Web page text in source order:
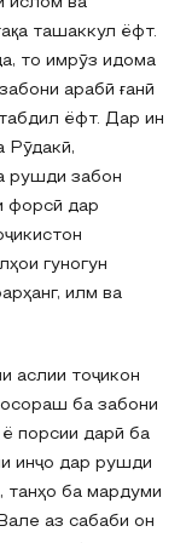
ташаккул ёфт.
то имрӯз идома
арабӣ ғанӣ
ёфт. Дар ин
Рӯдакӣ,
рушди забон
форсӣ дар
гуногун
илм ва
аслии тоҷикон
ба забони
порсии дарӣ ба
инҷо дар рушди
танҳо ба мардуми
аз сабаби он